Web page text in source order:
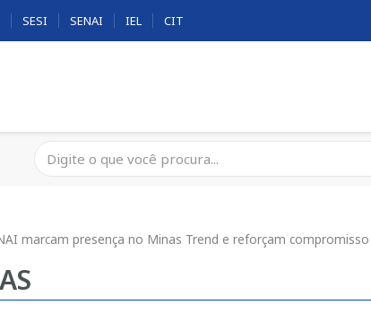
SESI SENAI IEL CIT
marcam presença no Minas Trend e reforçam